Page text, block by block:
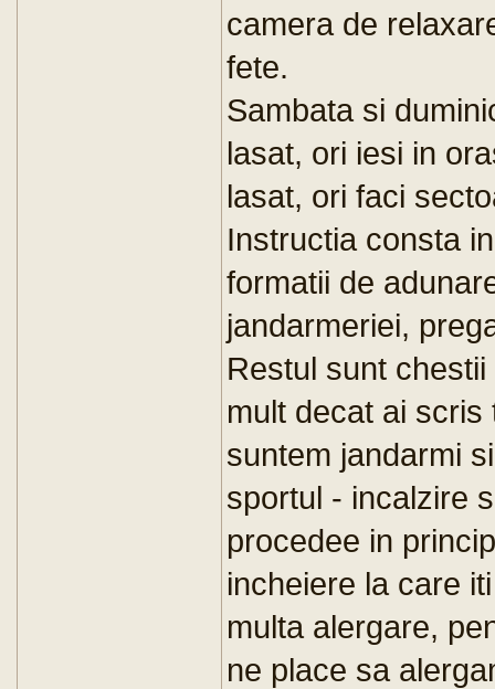
camera de
fete.
Sambata si
lasat, ori iesi in
lasat, ori faci
Instructia consta
formatii de
jandarmeriei,
Restul sunt
mult decat ai
suntem jandarmi
sportul - incalzire
procedee in
incheiere la care
multa alergare,
ne place sa